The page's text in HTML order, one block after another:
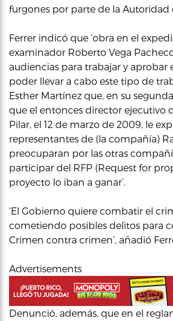
furgones por parte de la Autoridad
Ferrer indicó que ‘obra en el
examinador Roberto Vega
audiencias para trabajar y aprobar
poder llevar a cabo este tipo de
Esther Martínez que, en su
que el entonces director ejecutivo
Pilar, el 12 de marzo de 2009, le
representantes de (la compañía)
preocuparan por las otras
participar del RFP (Request for
proyecto lo iban a ganar’.
‘El Gobierno quiere combatir el
cometiendo posibles delitos para
Crimen contra crimen’, añadió
Advertisements
Denunció, además, que en el